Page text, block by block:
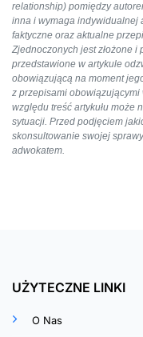
relationship) pomiędzy
inna i wymaga indywidualnej
faktyczne oraz aktualne
Zjednoczonych jest złożone
przedstawione w artykule
obowiązującą na moment
z przepisami obowiązującymi
względu treść artykułu może
sytuacji. Przed podjęciem
skonsultowanie swojej
adwokatem.
UŻYTECZNE LINKI
O Nas